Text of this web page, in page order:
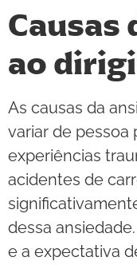
Causas
ao
As causas da
variar de pessoa
experiências
acidentes de
dessa
e a expectativa